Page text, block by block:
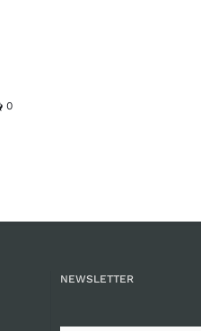
0
NEWSLETTER